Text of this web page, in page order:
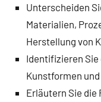
Unterscheiden
Materialien,
Herstellung von
Identifizieren
Kunstformen
Erläutern Sie die